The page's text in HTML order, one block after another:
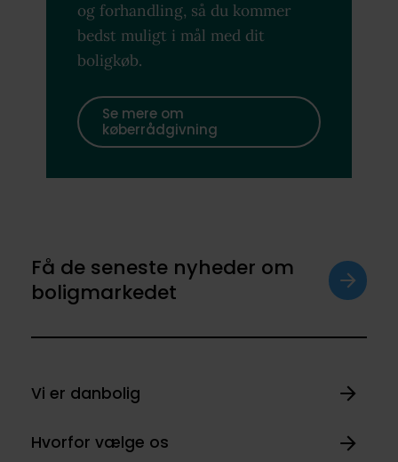
og forhandling, så du kommer
bedst muligt i mål med dit
boligkøb.
Se mere om
køberrådgivning
Få de seneste nyheder om
boligmarkedet
Vi er danbolig
Hvorfor vælge os